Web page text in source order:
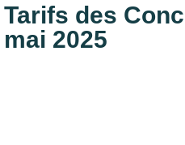
Tarifs des
mai 2025